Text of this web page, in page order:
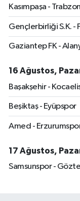
Kasımpaşa -
Gençlerbirliği S.K. -
Gaziantep FK -
16 Ağustos,
Başakşehir -
Beşiktaş - Eyüpspor
Amed -
17 Ağustos,
Samsunspor -